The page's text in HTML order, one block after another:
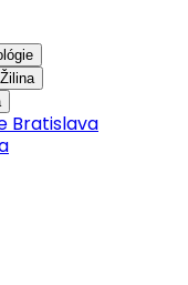
Bratislava